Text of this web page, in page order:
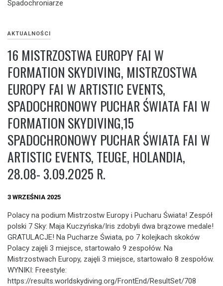
Spadochroniarze
AKTUALNOŚCI
16 MISTRZOSTWA EUROPY FAI W
FORMATION SKYDIVING, MISTRZOSTWA
EUROPY FAI W ARTISTIC EVENTS,
SPADOCHRONOWY PUCHAR ŚWIATA FAI W
FORMATION SKYDIVING,15
SPADOCHRONOWY PUCHAR ŚWIATA FAI W
ARTISTIC EVENTS, TEUGE, HOLANDIA,
28.08- 3.09.2025 R.
3 WRZEŚNIA 2025
Polacy na podium Mistrzostw Europy i Pucharu Świata! Zespół
polski 7 Sky: Maja Kuczyńska/Iris zdobyli dwa brązowe medale!
GRATULACJE! Na Pucharze Świata, po 7 kolejkach skoków
Polacy zajęli 3 miejsce, startowało 9 zespołów. Na
Mistrzostwach Europy, zajęli 3 miejsce, startowało 8 zespołów.
WYNIKI: Freestyle:
https://results.worldskydiving.org/FrontEnd/ResultSet/708